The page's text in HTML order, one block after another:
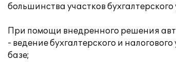
большинства участков бухгалтерского
При помощи внедренного решения
- ведение бухгалтерского и
базе;